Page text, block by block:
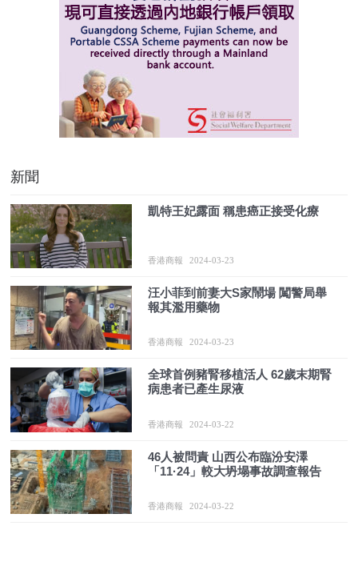
新聞
凱特王妃露面 稱患癌正接受化療
香港商報 2024-03-23
汪小菲到前妻大S家鬧場 闖警局舉
報其濫用藥物
香港商報 2024-03-23
全球首例豬腎移植活人 62歲末期腎
病患者已產生尿液
香港商報 2024-03-22
46人被問責 山西公布臨汾安澤
「11·24」較大坍塌事故調查報告
香港商報 2024-03-22